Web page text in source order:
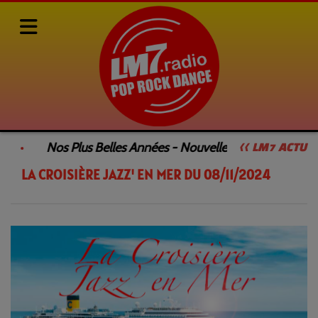
<< LM7 ACTU
Nos Plus Belles Années - Nouvelle Émission
Rediffusions de nos émissions LA CROISIÈRE JAZZ' EN MER
LA CROISIÈRE JAZZ' EN MER DU 08/11/2024